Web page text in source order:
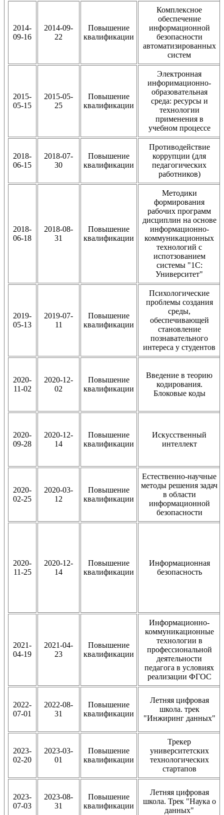
2014-
09-16
2014-09-
22
Повышение
квалификации
Комплексное
обеспечение
информационной
безопасности
автоматизированных
систем
2015-
05-15
2015-05-
25
Повышение
квалификации
Электронная
инфоримационно-
образовательная
среда: ресурсы и
технологии
применения в
учебном процессе
2018-
06-15
2018-07-
30
Повышение
квалификации
Противодействие
коррупции (для
педагогических
работников)
2018-
06-18
2018-08-
31
Повышение
квалификации
Методики
формирования
рабочих программ
дисциплин на основе
информационно-
коммуникационных
технологий с
испотзованием
системы "1С:
Университет"
2019-
05-13
2019-07-
11
Повышение
квалификации
Психологические
проблемы создания
среды,
обеспечивающей
становление
познавательного
интереса у студентов
2020-
11-02
2020-12-
02
Повышение
квалификации
Введение в теорию
кодирования.
Блоковые коды
2020-
09-28
2020-12-
14
Повышение
квалификации
Искусственный
интеллект
2020-
02-25
2020-03-
12
Повышение
квалификации
Естественно-научные
методы решения задач
в области
информационной
безопасности
2020-
11-25
2020-12-
14
Повышение
квалификации
Информационная
безопасность
2021-
04-19
2021-04-
23
Повышение
квалификации
Информационно-
коммуникационные
технологии в
профессиональной
деятельности
педагога в условиях
реализации ФГОС
2022-
07-01
2022-08-
31
Повышение
квалификации
Летняя цифровая
школа. трек
"Инжиринг данных"
2023-
02-20
2023-03-
01
Повышение
квалификации
Трекер
университетских
технологических
стартапов
2023-
07-03
2023-08-
31
Повышение
квалификации
Летняя цифровая
школа. Трек "Наука о
данных"